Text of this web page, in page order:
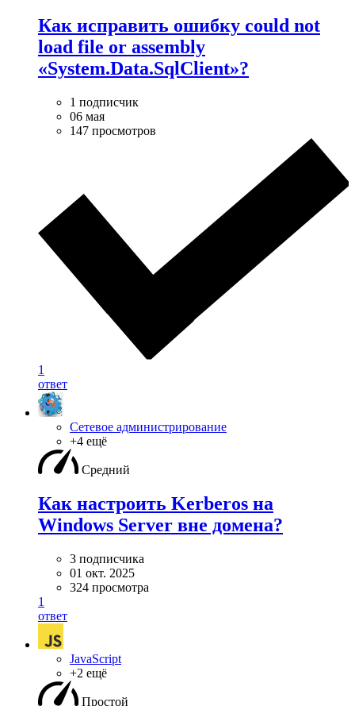
Как исправить ошибку could not
load file or assembly
«System.Data.SqlClient»?
1 подписчик
06 мая
147 просмотров
1
ответ
Сетевое администрирование
+4 ещё
Средний
Как настроить Kerberos на
Windows Server вне домена?
3 подписчика
01 окт. 2025
324 просмотра
1
ответ
JavaScript
+2 ещё
Простой